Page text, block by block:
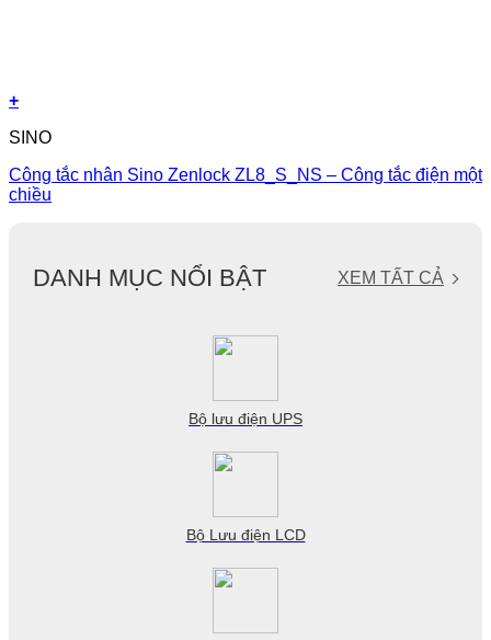
+
SINO
Công tắc nhân Sino Zenlock ZL8_S_NS – Công tắc điện một
chiều
DANH MỤC NỔI BẬT XEM TẤT CẢ
Bộ lưu điện UPS
Bộ Lưu điện LCD